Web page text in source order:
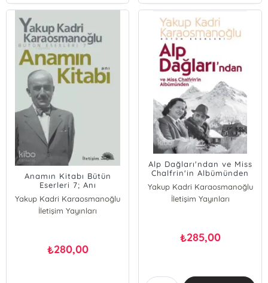
Anamın Kitabı Bütün
Eserleri 7; Anı
Yakup Kadri Karaosmanoğlu
İletişim Yayınları
₺280,00
Alp Dağları'ndan ve Miss
Chalfrin'in Albümünden
Yakup Kadri Karaosmanoğlu
İletişim Yayınları
₺285,00